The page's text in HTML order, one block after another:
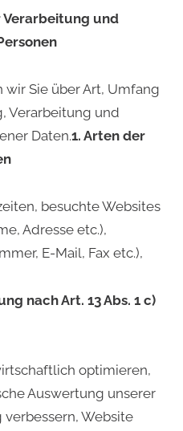
Verarbeitung und
Sie über Art, Umfang
Verarbeitung und
Daten.1. Arten der
besuchte Websites
Adresse etc.),
E-Mail, Fax etc.),
nach Art. 13 Abs. 1 c)
optimieren,
Auswertung unserer
Website